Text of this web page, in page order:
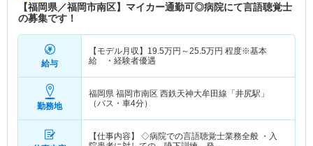
【福岡県／福岡市南区】マイカー通勤可◎病院にて言語聴覚士
の募集です！
給与
【モデル月収】 19.5万円～25.5万円 程度※基本
給 ・経験者優遇
勤務地
福岡県 福岡市南区 西鉄天神大牟田線「井尻駅」
（バス・車4分）
【仕事内容】 ◇病院での言語聴覚士業務全般 ・入